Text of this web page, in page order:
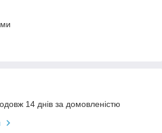
14 днів за домовленістю